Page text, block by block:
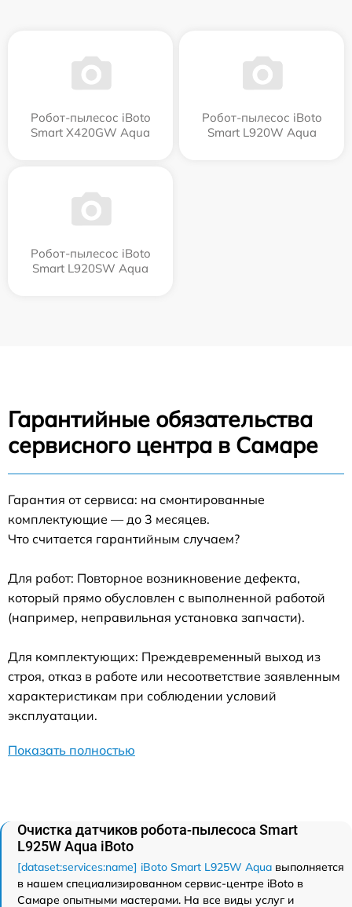
Робот-пылесос iBoto
Smart Х420GW Aqua
Робот-пылесос iBoto
Smart L920W Aqua
Робот-пылесос iBoto
Smart L920SW Aqua
Гарантийные обязательства
сервисного центра в Самаре
Гарантия от сервиса: на смонтированные
комплектующие — до 3 месяцев.
Что считается гарантийным случаем?
Для работ: Повторное возникновение дефекта,
который прямо обусловлен с выполненной работой
(например, неправильная установка запчасти).
Для комплектующих: Преждевременный выход из
строя, отказ в работе или несоответствие заявленным
характеристикам при соблюдении условий
эксплуатации.
Показать полностью
Очистка датчиков робота-пылесоса Smart
L925W Aqua iBoto
[dataset:services:name] iBoto Smart L925W Aqua выполняется
в нашем специализированном сервис-центре iBoto в
Самаре опытными мастерами. На все виды услуг и